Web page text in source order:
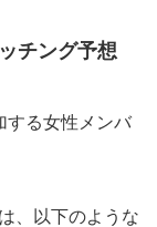
チング予想
する女性メンバ
、以下のような